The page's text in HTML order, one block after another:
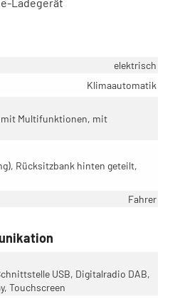
elektrisch
Klimaautomatik
mit Multifunktionen, mit
Rücksitzbank hinten geteilt,
Fahrer
USB, Digitalradio DAB,
Touchscreen